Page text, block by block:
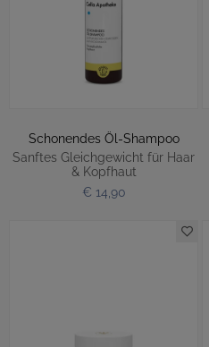
Schonendes Öl-Shampoo
Sanftes Gleichgewicht für Haar
& Kopfhaut
€ 14,90